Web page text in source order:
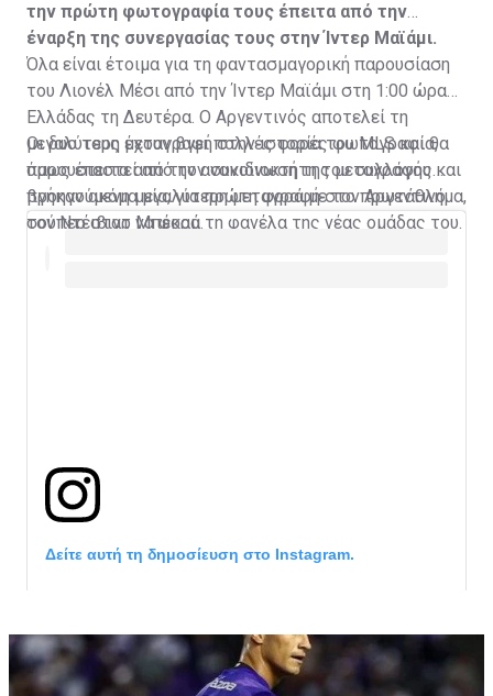
την πρώτη φωτογραφία τους έπειτα από την
έναρξη της συνεργασίας τους στην Ίντερ Μαϊάμι.
Όλα είναι έτοιμα για τη φαντασμαγορική παρουσίαση
του Λιονέλ Μέσι από την Ίντερ Μαϊάμι στη 1:00 ώρα
Ελλάδας τη Δευτέρα. Ο Αργεντινός αποτελεί τη
μεγαλύτερη μεταγραφή στην ιστορία του MLS και θα
παρουσιαστεί από τον συνιδιοκτήτη του συλλόγου και
προηγούμενη μεγαλύτερη μεταγραφή στο πρωτάθλημα,
τον Ντέιβιντ Μπέκαμ.
Οι δυο τους έχουν βγει πολλές φορές φωτογραφία,
όμως έπειτα από την ανακοίνωση της μεταγραφής
βγήκαν ακόμα μία, για πρώτη φορά με τον Αργεντινό
σούπερ σταρ να φορά τη φανέλα της νέας ομάδας του.
Δείτε αυτή τη δημοσίευση στο Instagram.